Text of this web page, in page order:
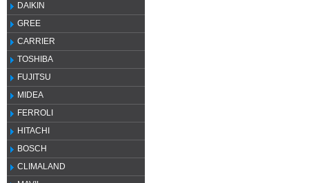
DAIKIN
GREE
CARRIER
TOSHIBA
FUJITSU
MIDEA
FERROLI
HITACHI
BOSCH
CLIMALAND